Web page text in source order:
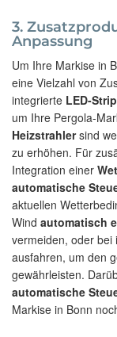
3.
Anpassung
Um Ihre Markise in
eine Vielzahl von
integrierte LED-
um Ihre Pergola-
Heizstrahlersind
zu erhöhen. Für
Integration einer
automatische
aktuellen
Wind automatisch
vermeiden, oder bei
ausfahren, um den
gewährleisten.
automatische
Markise in Bonn